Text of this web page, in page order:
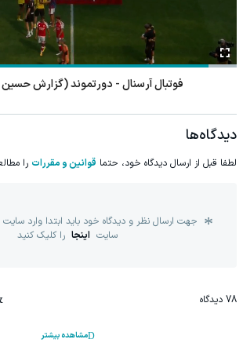
فوتبال لیورپول - موناکو (گزارش
دیدگاه‌ها
لطفا قبل از ارسال دیدگاه خود، حتما قوانین و مقررات را
جهت ارسال نظر و دیدگاه خود باید ابتدا وارد
سایت اینجا را کلیک کنید
78 دیدگاه
مشاهده بیشتر